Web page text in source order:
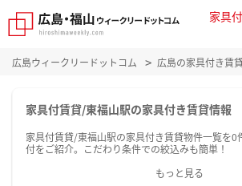
家具
広島ウィークリードットコム 広島の家具付き賃
家具付賃貸/東福山駅の家具付き賃貸情報
家具付賃貸/東福山駅の家具付き賃貸物件一覧を0
付をご紹介。こだわり条件での絞込みも簡単！
もっと見る